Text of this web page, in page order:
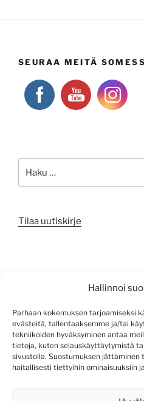
Hallinnoi
Parhaan kokemuksen tarjoamiseksi
evästeitä, tallentaaksemme ja/tai
tekniikoiden hyväksyminen antaa
tietoja, kuten selauskäyttäytymistä
sivustolla. Suostumuksen
haitallisesti tiettyihin ominaisuuksiin
SEURAA MEITÄ
Tilaa uutiskirje
Sisältösyöte
Kommenttisyöte